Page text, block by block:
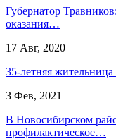
Губернатор
оказания…
17 Авг, 2020
35-летняя
3 Фев, 2021
В Новосибирском
профилактическое…